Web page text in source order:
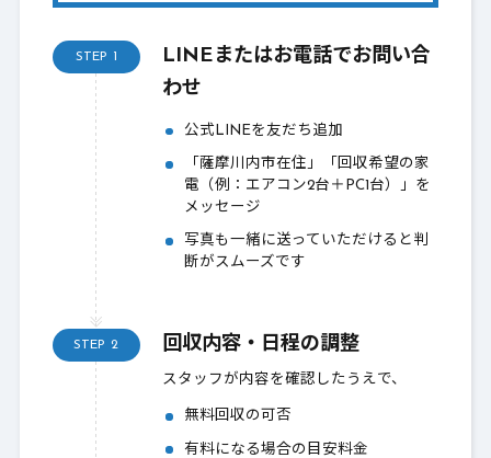
STEP 1
LINEまたはお電話でお問い合
わせ
公式LINEを友だち追加
「薩摩川内市在住」「回収希望の家
電（例：エアコン2台＋PC1台）」を
メッセージ
写真も一緒に送っていただけると判
断がスムーズです
STEP 2 回収内容・日程の調整
スタッフが内容を確認したうえで、
無料回収の可否
有料になる場合の目安料金